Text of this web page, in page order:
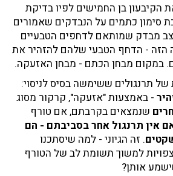
הקיבעון בן החמישים לפיו בדיקת
סימון כתמים על הנבדקים שאמורים
מבדק שמותאם לדחפים הטבעיים
הזה - הדחף הטבעי שלהם להזהיר את
במקום מבחן הכתם - מבחן האזעקה.
של תרנגולים ששימשה בסיס לניסוי:
- באמצעות "אזעקה", קרקור מסוג
שנמצאים בקרבתם, אם טורף
אין תרנגול אחר בסביבתם - הם
. זה הגיוני - למה שיסתכנו
למשוך תשומת לב של הטורף
אותן?